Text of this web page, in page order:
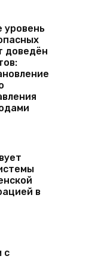
уровень
доведён
в
с